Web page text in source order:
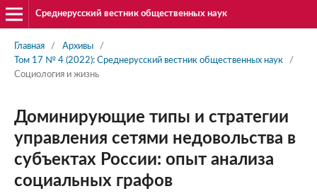
Среднерусский вестник общественных наук
Главная / Архивы
/
Том 17 № 4 (2022): Среднерусский вестник общественных наук
/
Социология и жизнь
Доминирующие типы и стратегии
управления сетями недовольства в
субъектах России: опыт анализа
социальных графов